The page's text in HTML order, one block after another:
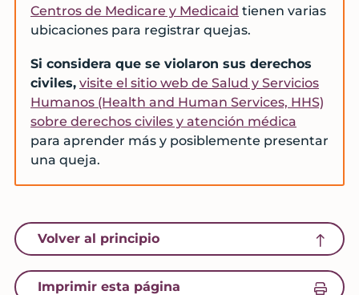
Centros de Medicare y Medicaid tienen varias
ubicaciones para registrar quejas.
Si considera que se violaron sus derechos
civiles, visite el sitio web de Salud y Servicios
Humanos (Health and Human Services, HHS)
sobre derechos civiles y atención médica
para aprender más y posiblemente presentar
una queja.
Volver al principioicon of an arrow pointing up
Imprimir esta página